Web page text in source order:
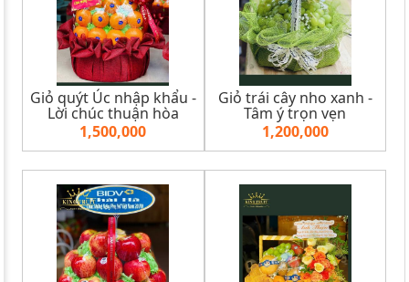
Giỏ quýt Úc nhập khẩu -
Lời chúc thuận hòa
1,500,000
Giỏ trái cây nho xanh -
Tâm ý trọn vẹn
1,200,000